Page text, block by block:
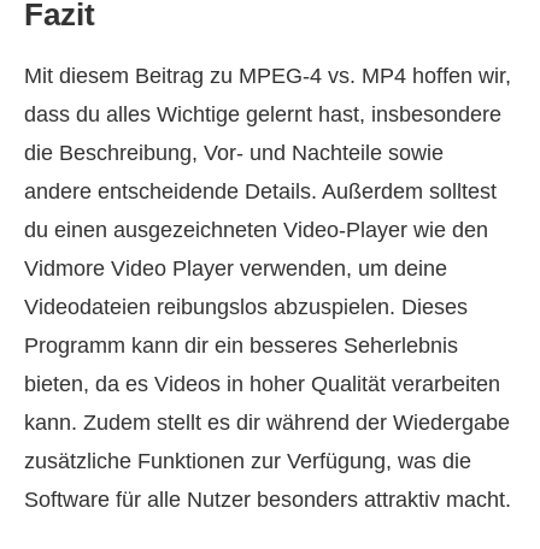
Fazit
Mit diesem Beitrag zu MPEG-4 vs. MP4 hoffen wir,
dass du alles Wichtige gelernt hast, insbesondere
die Beschreibung, Vor‑ und Nachteile sowie
andere entscheidende Details. Außerdem solltest
du einen ausgezeichneten Video-Player wie den
Vidmore Video Player verwenden, um deine
Videodateien reibungslos abzuspielen. Dieses
Programm kann dir ein besseres Seherlebnis
bieten, da es Videos in hoher Qualität verarbeiten
kann. Zudem stellt es dir während der Wiedergabe
zusätzliche Funktionen zur Verfügung, was die
Software für alle Nutzer besonders attraktiv macht.